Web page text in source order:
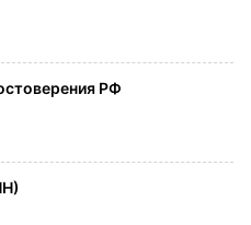
РФ